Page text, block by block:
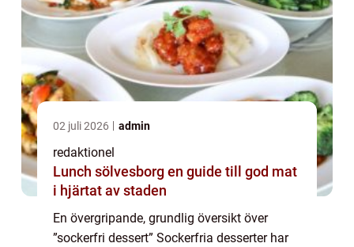
02 juli 2026 admin
redaktionel
Lunch sölvesborg en guide till god mat
i hjärtat av staden
En övergripande, grundlig översikt över
”sockerfri dessert” Sockerfria desserter har